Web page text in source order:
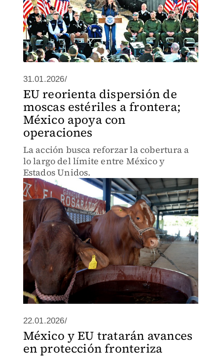
31.01.2026/
EU reorienta dispersión de
moscas estériles a frontera;
México apoya con
operaciones
La acción busca reforzar la cobertura a
lo largo del límite entre México y
Estados Unidos.
22.01.2026/
México y EU tratarán avances
en protección fronteriza